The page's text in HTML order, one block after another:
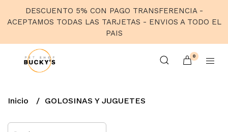
DESCUENTO 5% CON PAGO TRANSFERENCIA -
ACEPTAMOS TODAS LAS TARJETAS - ENVIOS A TODO EL
PAIS
0
Inicio GOLOSINAS Y JUGUETES